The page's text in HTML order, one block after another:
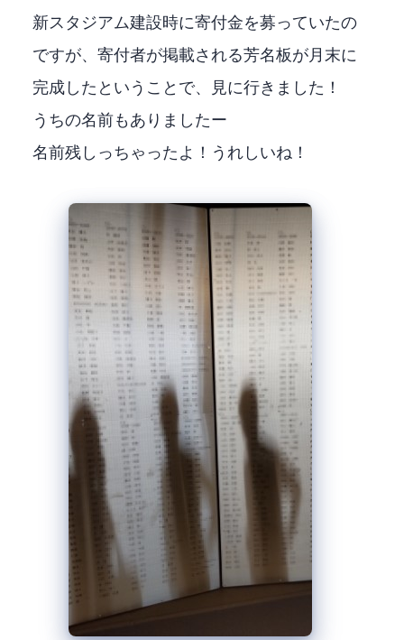
新スタジアム建設時に寄付金を募っていたの
ですが、寄付者が掲載される芳名板が8月末に
完成したということで、見に行きました！
うちの名前もありましたー
名前残しっちゃったよ！うれしいね！